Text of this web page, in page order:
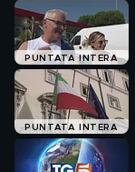
PUNTATA INTERA
PUNTATA INTERA